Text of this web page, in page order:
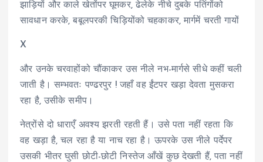
झाड़ियों और काले खेतोंपर घूमकर, ढेलेके नीचे दुबके पतिंगोंको
सावधान करके, बबूलपरकी चिड़ियोंको चहकाकर, मार्गमें चरती गायों
X
और उनके चरवाहोंको चौंकाकर उस नीले नभ-मार्गसे सीधे कहीं चली
जाती है। सम्भवतः पण्ढरपुर ! जहाँ वह ईंटपर खड़ा देवता मुसकरा
रहा है, उसीके समीप।
नेत्रोंसे दो धाराएँ अवश्य झरती रहती हैं। उसे पता नहीं रहता कि
वह खड़ा है, चल रहा है या नाच रहा है। ऊपरके उस नीले पर्देपर
उसकी भीतर घुसी छोटी-छोटी निस्तेज आँखें कुछ देखती हैं, पता नहीं